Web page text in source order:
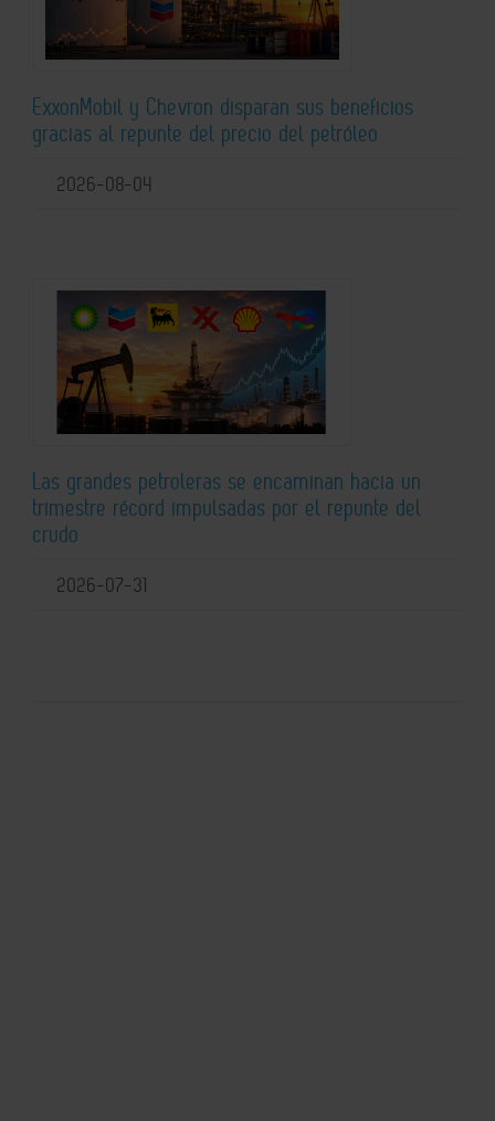
ExxonMobil y Chevron disparan sus beneficios
gracias al repunte del precio del petróleo
2026-08-04
Las grandes petroleras se encaminan hacia un
trimestre récord impulsadas por el repunte del
crudo
2026-07-31